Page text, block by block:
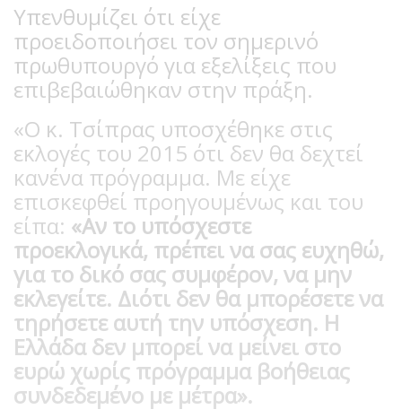
Υπενθυμίζει ότι είχε
προειδοποιήσει τον σημερινό
πρωθυπουργό για εξελίξεις που
επιβεβαιώθηκαν στην πράξη.
«Ο κ. Τσίπρας υποσχέθηκε στις
εκλογές του 2015 ότι δεν θα δεχτεί
κανένα πρόγραμμα. Με είχε
επισκεφθεί προηγουμένως και του
είπα: «Αν το υπόσχεστε
προεκλογικά, πρέπει να σας ευχηθώ,
για το δικό σας συμφέρον, να μην
εκλεγείτε. Διότι δεν θα μπορέσετε να
τηρήσετε αυτή την υπόσχεση. Η
Ελλάδα δεν μπορεί να μείνει στο
ευρώ χωρίς πρόγραμμα βοήθειας
συνδεδεμένο με μέτρα».